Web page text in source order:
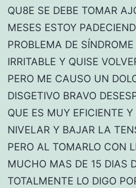
QU8E SE DEBE TOMAR
MESES ESTOY
PROBLEMA DE
IRRITABLE Y QUISE
PERO ME CAUSO UN
DISGETIVO BRAVO
QUE ES MUY EFICIENTE
NIVELAR Y BAJAR LA
PERO AL TOMARLO CON
MUCHO MAS DE 15 DIAS
TOTALMENTE LO DIGO